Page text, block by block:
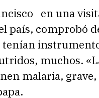
en una
país, comprobó
muchos.
malaria, grave,